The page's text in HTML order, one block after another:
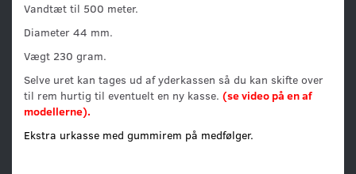
Vandtæt til 500 meter.
Diameter 44 mm.
Vægt 230 gram.
Selve uret kan tages ud af yderkassen så du kan skifte over
til rem hurtig til eventuelt en ny kasse. (se video på en af
modellerne).
Ekstra urkasse med gummirem på medfølger.